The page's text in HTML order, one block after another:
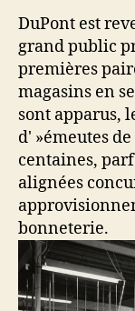
DuPont est
grand public
premières
magasins en
sont apparus,
d' »émeutes
centaines,
alignées
bonneterie.